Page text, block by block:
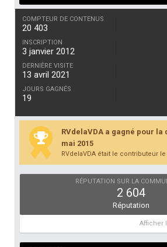
COMPTEUR DE CONTENUS
20 403
INSCRIPTION
3 janvier 2012
DERNIÈRE VISITE
13 avril 2021
JOURS GAGNÉS
19
RVdelaVDA a gagné pour la
mai 2015
RVdelaVDA était le contributeur
RÉPUTATION SUR LA
2 604
Réputation
Afficher